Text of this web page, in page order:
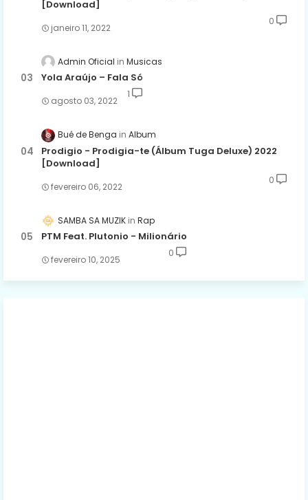
[Download]
janeiro 11, 2022
0
Admin Oficial Musicas
Yola Araújo – Fala Só
agosto 03, 2022
1
Bué de Benga Album
Prodigio - Prodigia-te (Álbum Tuga Deluxe) 2022
[Download]
fevereiro 06, 2022
0
SAMBA SA MUZIK Rap
PTM Feat. Plutonio - Milionário
fevereiro 10, 2025
0